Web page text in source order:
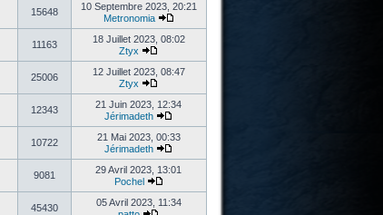
15648
10 Septembre 2023, 20:21
Metronomia
11163
18 Juillet 2023, 08:02
Ztyx
25006
12 Juillet 2023, 08:47
Ztyx
12343
21 Juin 2023, 12:34
Jérimadeth
10722
21 Mai 2023, 00:33
Jérimadeth
9081
29 Avril 2023, 13:01
Pochel
45430
05 Avril 2023, 11:34